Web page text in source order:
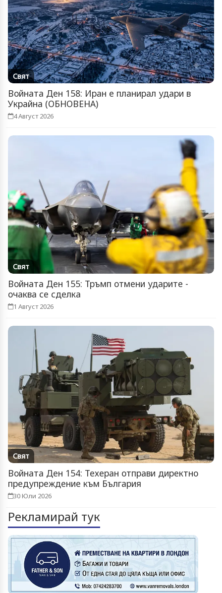
Свят
Войната Ден 158: Иран е планирал удари в
Украйна (ОБНОВЕНА)
4 Август 2026
Свят
Войната Ден 155: Тръмп отмени ударите -
очаква се сделка
1 Август 2026
Свят
Войната Ден 154: Техеран отправи директно
предупреждение към България
30 Юли 2026
Рекламирай тук